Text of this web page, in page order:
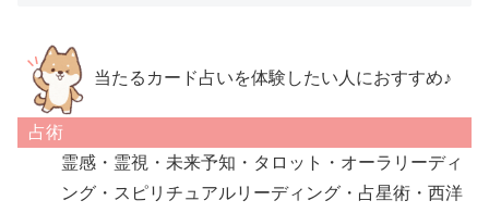
当たるカード占いを体験したい人におすすめ♪
占術
霊感・霊視・未来予知・タロット・オーラリーディ
ング・スピリチュアルリーディング・占星術・西洋